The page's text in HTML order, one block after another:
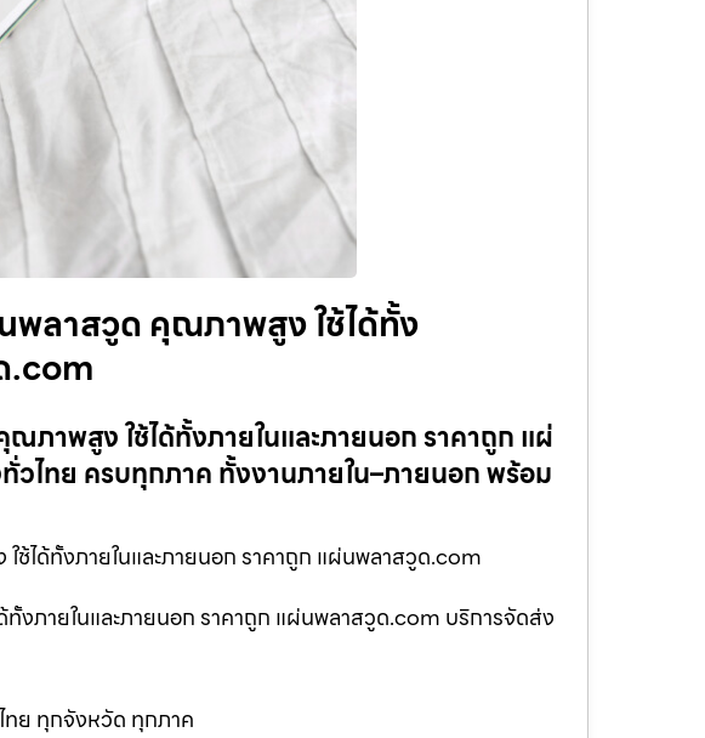
พลาสวูด คุณภาพสูง ใช้ได้ทั้ง
.com
าพสูง ใช้ได้ทั้งภายในและภายนอก ราคาถูก แผ่
ไทย ครบทุกภาค ทั้งงานภายใน–ภายนอก พร้อม
ได้ทั้งภายในและภายนอก ราคาถูก แผ่นพลาสวูด.com
ภายในและภายนอก ราคาถูก แผ่นพลาสวูด.com บริการจัดส่ง
ย ทุกจังหวัด ทุกภาค